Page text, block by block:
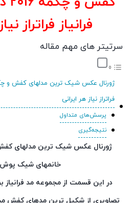
فرانیاز فراتراز
سرتیتر های مهم مقاله
فراتراز نیاز هر ایرانی
پرسش‌های متداول
نتیجه‌گیری
خانمهای شیک پوش
در این قسمت از مجموعه مد فرانیاز
تصاویری از شکیل ترین مدهای کفش